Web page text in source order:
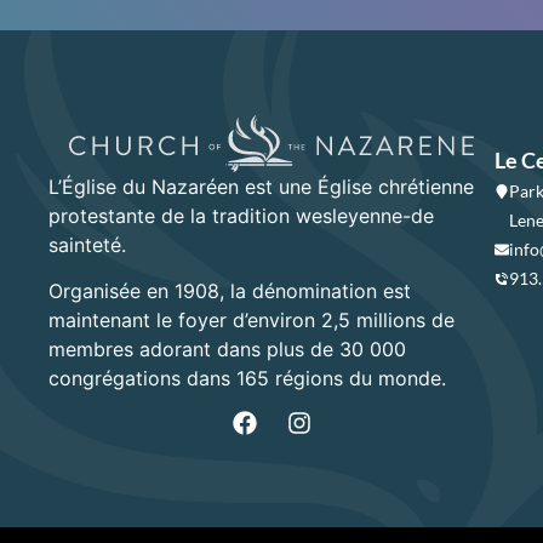
L’Église du Nazaréen est une Église chrétienne
protestante de la tradition wesleyenne-de
sainteté.
Organisée en 1908, la dénomination est
maintenant le foyer d’environ 2,5 millions de
membres adorant dans plus de 30 000
congrégations dans 165 régions du monde.
Le